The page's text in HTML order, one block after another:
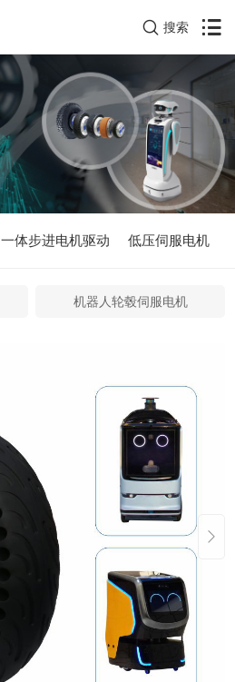
搜索
一体步进电机驱动 低压伺服电机
机器人轮毂伺服电机